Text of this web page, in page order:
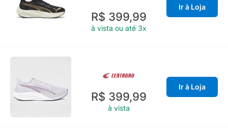
R$ 399,99
à vista ou até 3x
Ir à Loja
R$ 399,99
à vista
Ir à Loja